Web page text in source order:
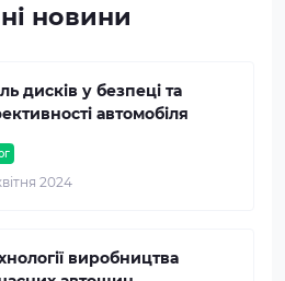
новини
2024
дисків у безпеці та
автомобіля
виробництва